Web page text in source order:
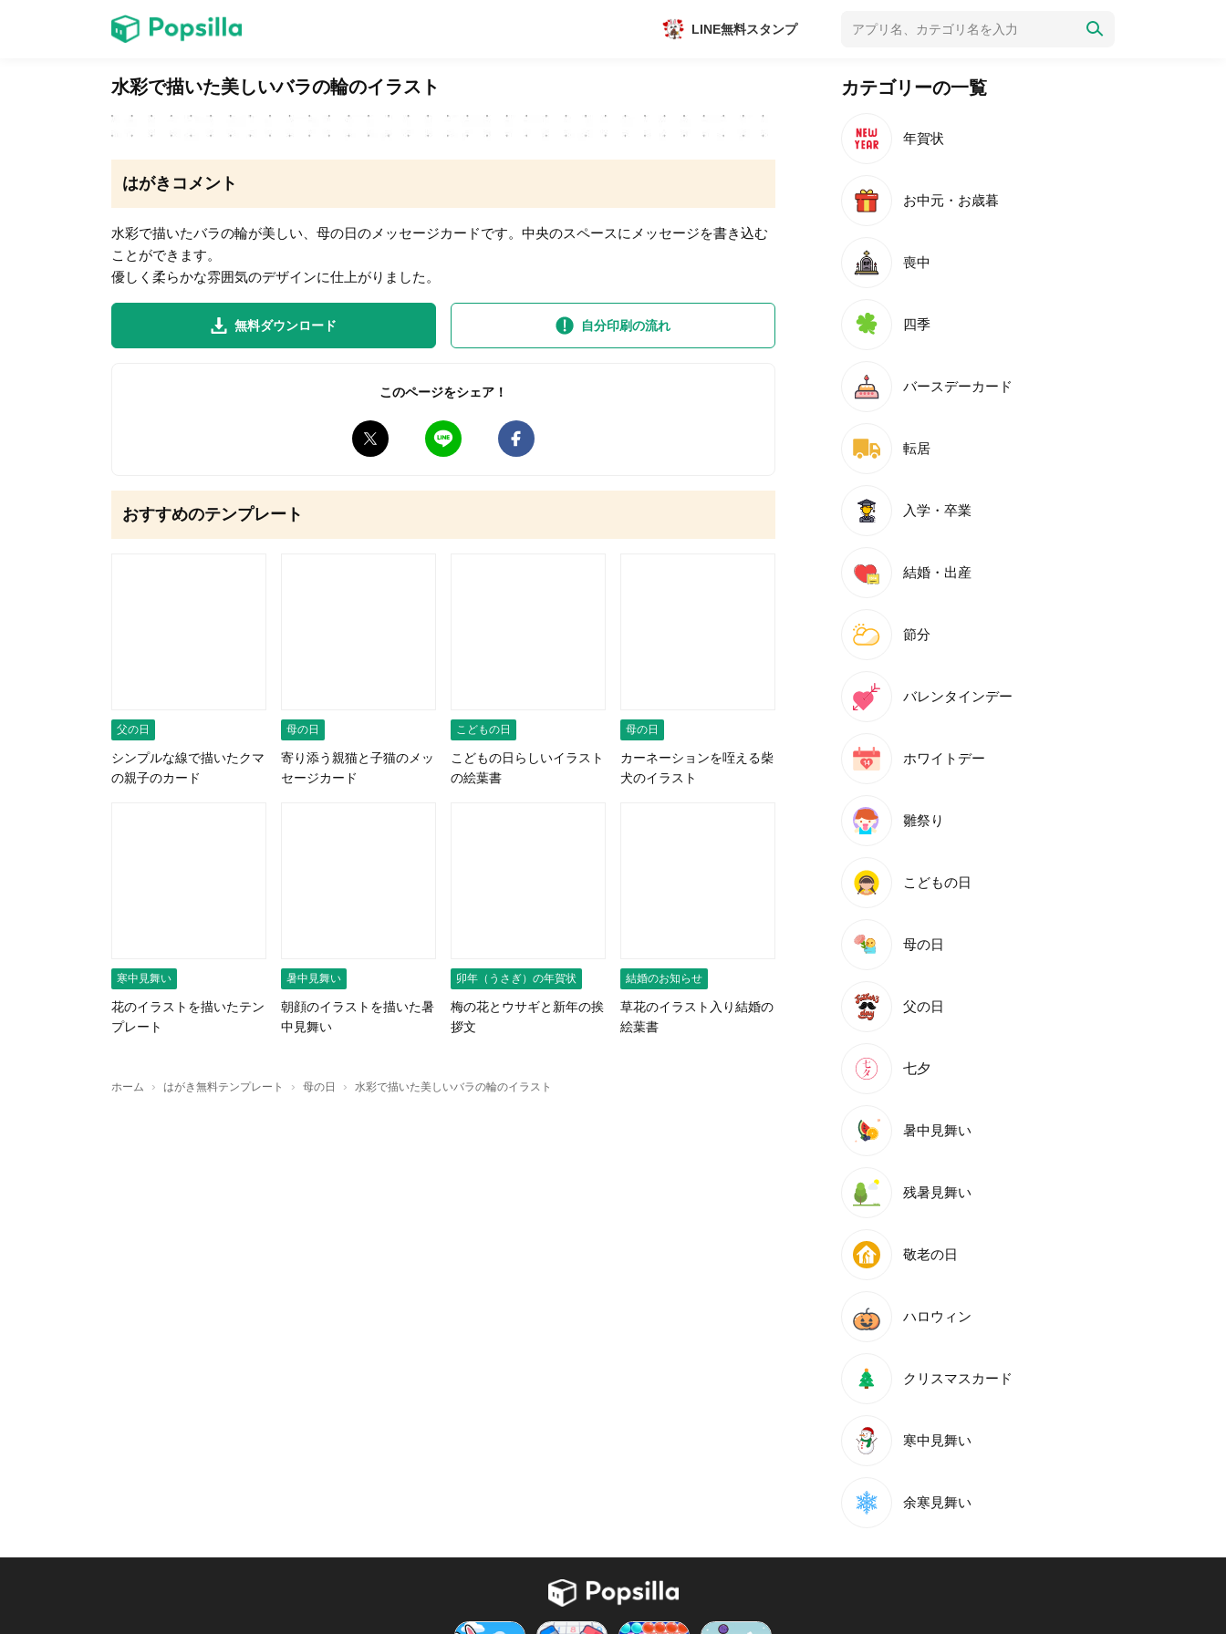
ゲーム 新作
LINE無料スタンプ
数独無料ゲーム
トピック
LINE無料スタンプ
水彩で描いた美しいバラの輪のイラスト
はがきコメント
水彩で描いたバラの輪が美しい、母の日のメッセージカードです。中央のスペースにメッセージを書き込む
ことができます。
優しく柔らかな雰囲気のデザインに仕上がりました。
無料ダウンロード 自分印刷の流れ
このページをシェア！
おすすめのテンプレート
父の日
シンプルな線で描いたクマ
の親子のカード
母の日
寄り添う親猫と子猫のメッ
セージカード
こどもの日
こどもの日らしいイラスト
の絵葉書
母の日
カーネーションを咥える柴
犬のイラスト
寒中見舞い
花のイラストを描いたテン
プレート
暑中見舞い
朝顔のイラストを描いた暑
中見舞い
卯年（うさぎ）の年賀状
梅の花とウサギと新年の挨
拶文
結婚のお知らせ
草花のイラスト入り結婚の
絵葉書
ホーム › はがき無料テンプレート › 母の日 › 水彩で描いた美しいバラの輪のイラスト
カテゴリーの一覧
年賀状
お中元・お歳暮
喪中
四季
バースデーカード
転居
入学・卒業
結婚・出産
節分
バレンタインデー
ホワイトデー
雛祭り
こどもの日
母の日
父の日
七夕
暑中見舞い
残暑見舞い
敬老の日
ハロウィン
クリスマスカード
寒中見舞い
余寒見舞い